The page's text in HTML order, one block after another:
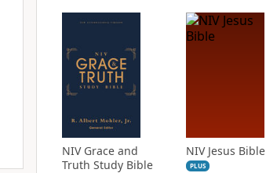
NIV Grace and
Truth Study Bible
NIV Jesus Bible
PLUS